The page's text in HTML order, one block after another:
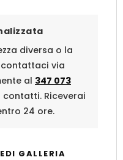
diversa o la
via
al 347 073
Riceverai
24 ore.
GALLERIA